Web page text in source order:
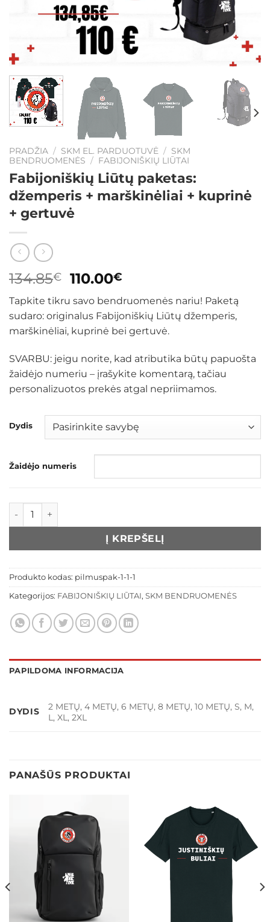
PRADŽIA / SKM EL. PARDUOTUVĖ / SKM
BENDRUOMENĖS / FABIJONIŠKIŲ LIŪTAI
Fabijoniškių Liūtų paketas:
džemperis + marškinėliai + kuprinė
+ gertuvė
134.85€
Original
price
was:
134.85€.
110.00€
price
is:
110.00€.
Tapkite tikru savo bendruomenės nariu! Paketą
sudaro: originalus Fabijoniškių Liūtų džemperis,
marškinėliai, kuprinė bei gertuvė.
SVARBU: jeigu norite, kad atributika būtų papuošta
žaidėjo numeriu – įrašykite komentarą, tačiau
personalizuotos prekės atgal nepriimamos.
Dydis
Žaidėjo numeris
produkto kiekis: Fabijoniškių Liūtų paketas: džemperis +
Į KREPŠELĮ
Produkto kodas: pilmuspak-1-1-1
Kategorijos: FABIJONIŠKIŲ LIŪTAI, SKM BENDRUOMENĖS
PAPILDOMA INFORMACIJA
DYDIS
2 METŲ, 4 METŲ, 6 METŲ, 8 METŲ, 10 METŲ, S, M,
L, XL, 2XL
PANAŠŪS PRODUKTAI